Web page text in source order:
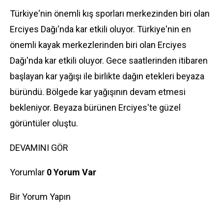
Türkiye'nin önemli kış sporları merkezinden biri olan
Erciyes Dağı'nda kar etkili oluyor. Türkiye'nin en
önemli kayak merkezlerinden biri olan Erciyes
Dağı'nda kar etkili oluyor. Gece saatlerinden itibaren
başlayan kar yağışı ile birlikte dağın etekleri beyaza
büründü. Bölgede kar yağışının devam etmesi
bekleniyor. Beyaza bürünen Erciyes'te güzel
görüntüler oluştu.
DEVAMINI GÖR
Yorumlar 0 Yorum Var
Bir Yorum Yapın